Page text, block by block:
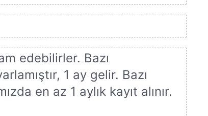
edebilirler. Bazı
1 ay gelir. Bazı
en az 1 aylık kayıt alınır.